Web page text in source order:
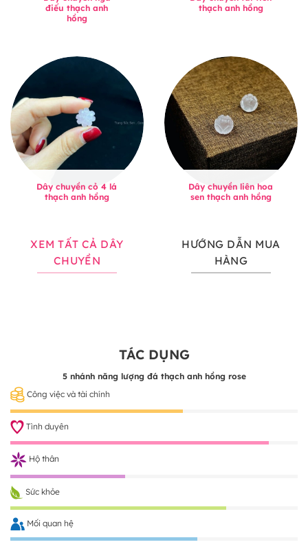
điếu thạch anh
hồng
thạch anh hồng
Dây chuyền cỏ 4 lá
thạch anh hồng
Dây chuyền liên hoa
sen thạch anh hồng
XEM TẤT CẢ DÂY
CHUYỀN
HƯỚNG DẪN MUA
HÀNG
TÁC DỤNG
5 nhánh năng lượng đá thạch anh hồng rose
Công việc và tài chính
Tình duyên
Hộ thân
Sức khỏe
Mối quan hệ